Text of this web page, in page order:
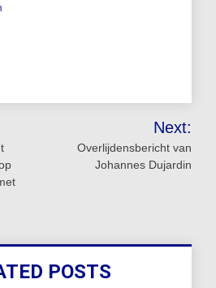
Next:
Overlijdensbericht van
Johannes Dujardin
POSTS